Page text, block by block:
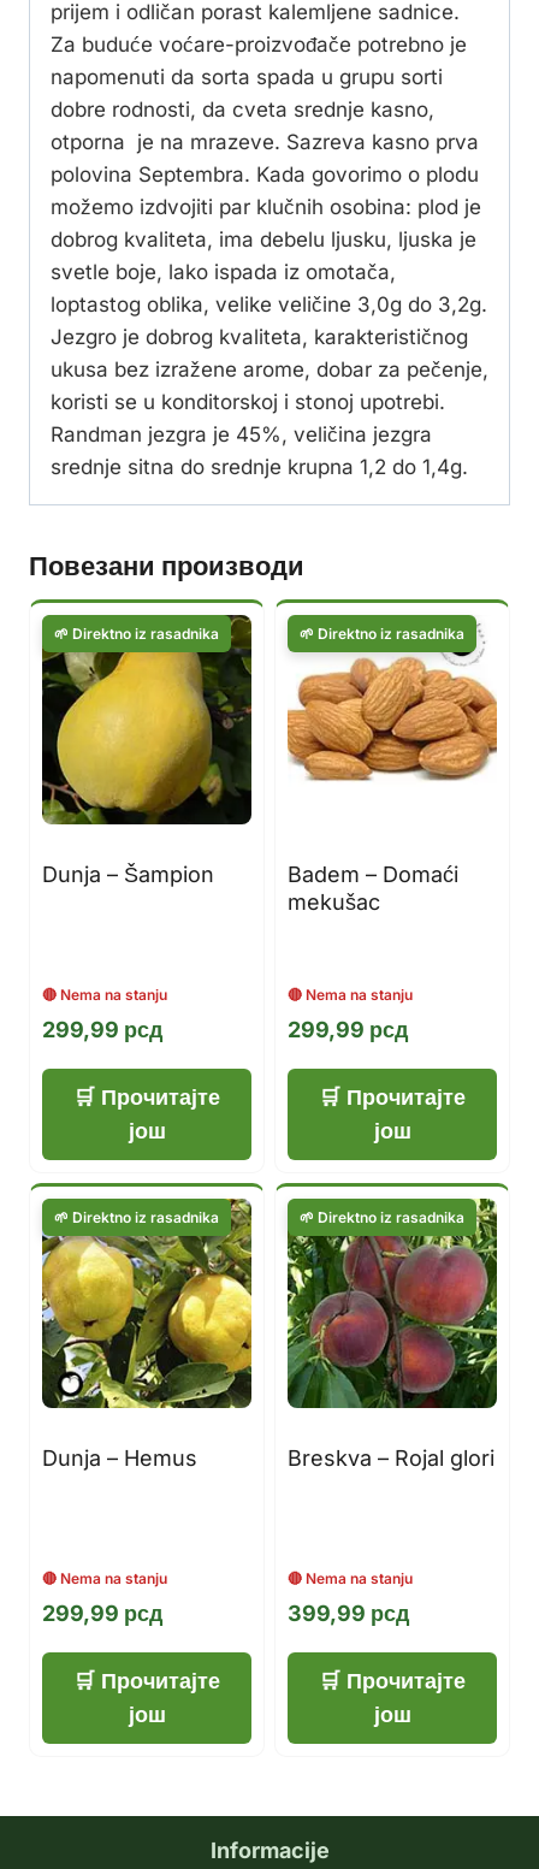
prijem i odličan porast kalemljene sadnice.
Za buduće voćare-proizvođače potrebno je
napomenuti da sorta spada u grupu sorti
dobre rodnosti, da cveta srednje kasno,
otporna je na mrazeve. Sazreva kasno prva
polovina Septembra. Kada govorimo o plodu
možemo izdvojiti par klučnih osobina: plod je
dobrog kvaliteta, ima debelu ljusku, ljuska je
svetle boje, lako ispada iz omotača,
loptastog oblika, velike veličine 3,0g do 3,2g.
Jezgro je dobrog kvaliteta, karakterističnog
ukusa bez izražene arome, dobar za pečenje,
koristi se u konditorskoj i stonoj upotrebi.
Randman jezgra je 45%, veličina jezgra
srednje sitna do srednje krupna 1,2 do 1,4g.
Повезани производи
Dunja – Šampion
299,99 рсд
Прочитајте
још
Badem – Domaći
mekušac
299,99 рсд
Прочитајте
још
Dunja – Hemus
299,99 рсд
Прочитајте
још
Breskva – Rojal glori
399,99 рсд
Прочитајте
још
Informacije